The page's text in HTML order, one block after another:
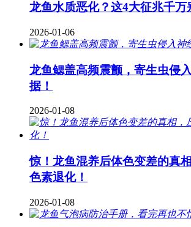
龙鱼水质恶化？这4大征兆千万
2026-01-06
龙鱼鳃盖高频震颤，寄生虫侵
据！
2026-01-08
惊！龙鱼混养后体色变差的真
色素退化！
2026-01-08